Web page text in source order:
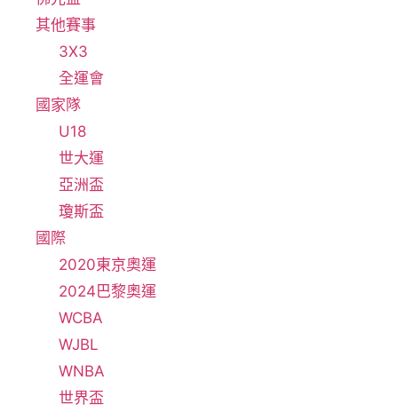
其他賽事
3X3
全運會
國家隊
U18
世大運
亞洲盃
瓊斯盃
國際
2020東京奧運
2024巴黎奧運
WCBA
WJBL
WNBA
世界盃